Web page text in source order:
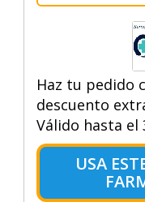
Haz tu pedido
descuento
Válido hasta el
USA